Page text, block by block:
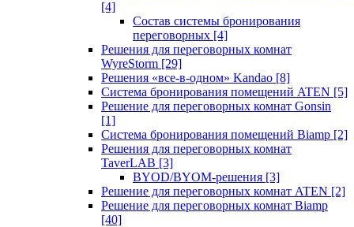
[4]
Состав системы бронирования
переговорных [4]
Решения для переговорных комнат
WyreStorm [29]
Решения «все-в-одном» Kandao [8]
Система бронирования помещений ATEN [5]
Решение для переговорных комнат Gonsin
[1]
Система бронирования помещений Biamp [2]
Решения для переговорных комнат
TaverLAB [3]
BYOD/BYOM-решения [3]
Решение для переговорных комнат ATEN [2]
Решение для переговорных комнат Biamp
[40]